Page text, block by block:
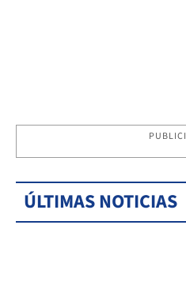
ÚLTIMAS NOTICIAS